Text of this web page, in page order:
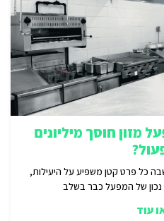
מזון חוסך מיליונים
כל פרט קטן משפיע על היעילות,
נכון של המפעל כבר בשלב
עוד